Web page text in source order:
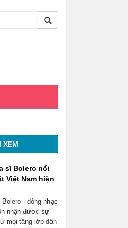
XEM
sĩ Bolero nổi
Việt Nam hiện
Bolero - dòng nhạc
nhận được sự
mọi tầng lớp dân